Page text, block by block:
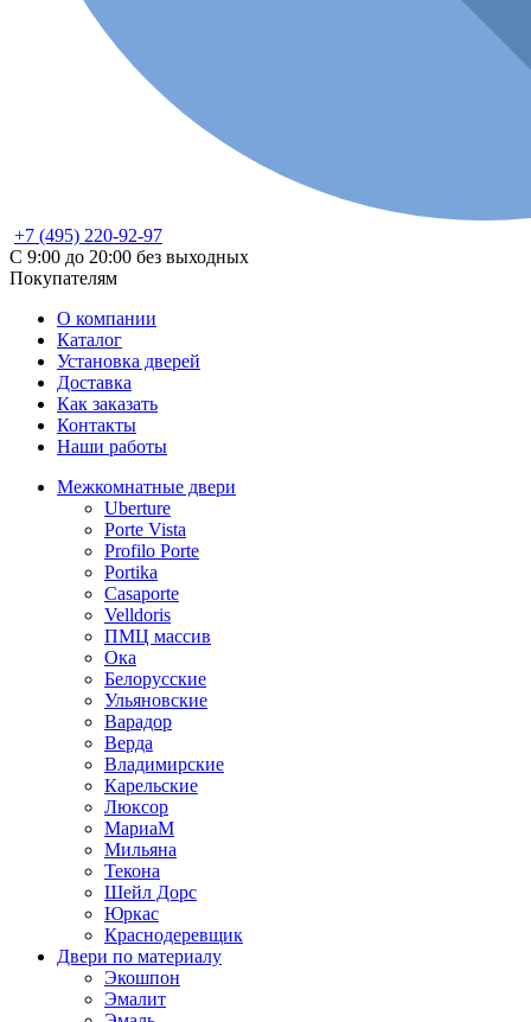
+7 (495) 220-92-97
С 9:00 до 20:00 без выходных
Покупателям
О компании
Каталог
Установка дверей
Доставка
Как заказать
Контакты
Наши работы
Межкомнатные двери
Uberture
Porte Vista
Profilo Porte
Portika
Casaporte
Velldoris
ПМЦ массив
Ока
Белорусские
Ульяновские
Варадор
Верда
Владимирские
Карельские
Люксор
МариаМ
Мильяна
Текона
Шейл Дорс
Юркас
Краснодеревщик
Двери по материалу
Экошпон
Эмалит